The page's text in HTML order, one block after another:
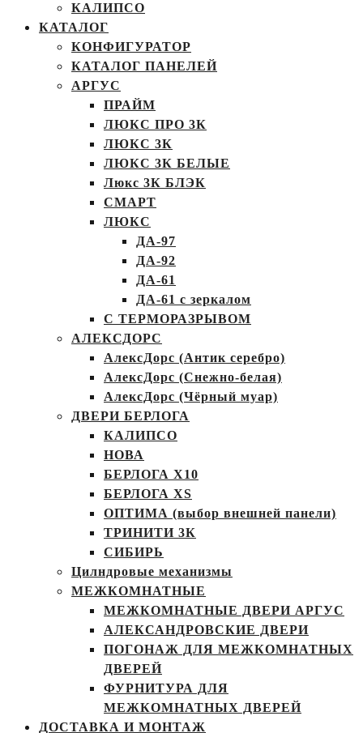
КАЛИПСО
КАТАЛОГ
КОНФИГУРАТОР
КАТАЛОГ ПАНЕЛЕЙ
АРГУС
ПРАЙМ
ЛЮКС ПРО 3К
ЛЮКС 3К
ЛЮКС 3К БЕЛЫЕ
Люкс 3К БЛЭК
СМАРТ
ЛЮКС
ДА-97
ДА-92
ДА-61
ДА-61 с зеркалом
С ТЕРМОРАЗРЫВОМ
АЛЕКСДОРС
АлексДорс (Антик серебро)
АлексДорс (Снежно-белая)
АлексДорс (Чёрный муар)
ДВЕРИ БЕРЛОГА
КАЛИПСО
НОВА
БЕРЛОГА Х10
БЕРЛОГА XS
ОПТИМА (выбор внешней панели)
ТРИНИТИ 3К
СИБИРЬ
Цилндровые механизмы
МЕЖКОМНАТНЫЕ
МЕЖКОМНАТНЫЕ ДВЕРИ АРГУС
АЛЕКСАНДРОВСКИЕ ДВЕРИ
ПОГОНАЖ ДЛЯ МЕЖКОМНАТНЫХ
ДВЕРЕЙ
ФУРНИТУРА ДЛЯ
МЕЖКОМНАТНЫХ ДВЕРЕЙ
ДОСТАВКА И МОНТАЖ